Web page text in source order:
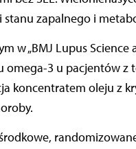
stanu zapalnego i
w „BMJ Lupus Science
3 u pacjentów z
koncentratem oleju z